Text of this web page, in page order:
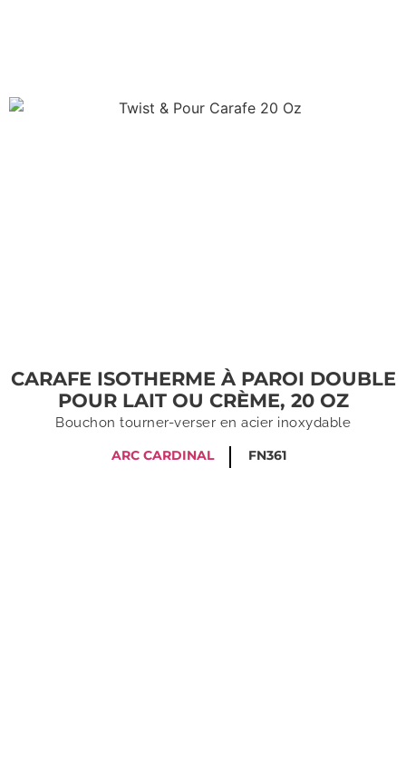
CARAFE ISOTHERME À PAROI DOUBLE
POUR LAIT OU CRÈME, 20 OZ
Bouchon tourner-verser en acier inoxydable
ARC CARDINAL
FN361